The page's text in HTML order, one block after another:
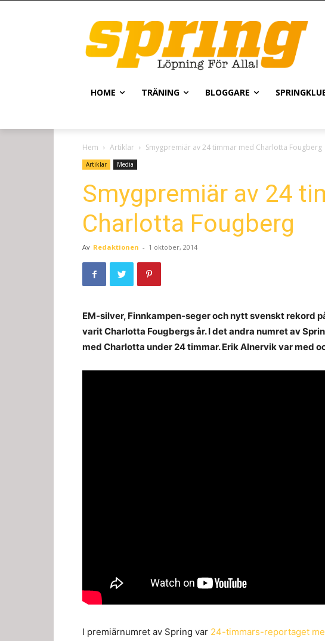
HOME TRÄNING BLOGGARE
Hem Artiklar Smygpremiär av 24 timmar med Charlotta Fougberg
Artiklar Media
Smygpremiär av 24
Charlotta Fougberg
Av Redaktionen - 1 oktober, 2014
EM-silver, Finnkampen-seger och nytt svenskt rekord
varit Charlotta Fougbergs år. I det andra numret av
med Charlotta under 24 timmar. Erik Alnervik var med
I premiärnumret av Spring var 24-timmars-reportaget